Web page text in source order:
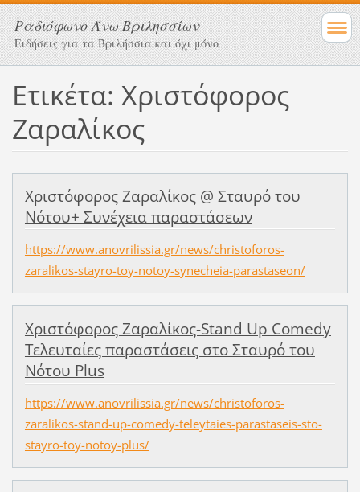
Ραδιόφωνο Άνω Βριλησσίων
Ειδήσεις για τα Βριλήσσια και όχι μόνο
Ετικέτα: Χριστόφορος
Ζαραλίκος
Χριστόφορος Ζαραλίκος @ Σταυρό του
Νότου+ Συνέχεια παραστάσεων
https://www.anovrilissia.gr/news/christoforos-
zaralikos-stayro-toy-notoy-synecheia-parastaseon/
Χριστόφορος Ζαραλίκος-Stand Up Comedy
Τελευταίες παραστάσεις στο Σταυρό του
Νότου Plus
https://www.anovrilissia.gr/news/christoforos-
zaralikos-stand-up-comedy-teleytaies-parastaseis-sto-
stayro-toy-notoy-plus/